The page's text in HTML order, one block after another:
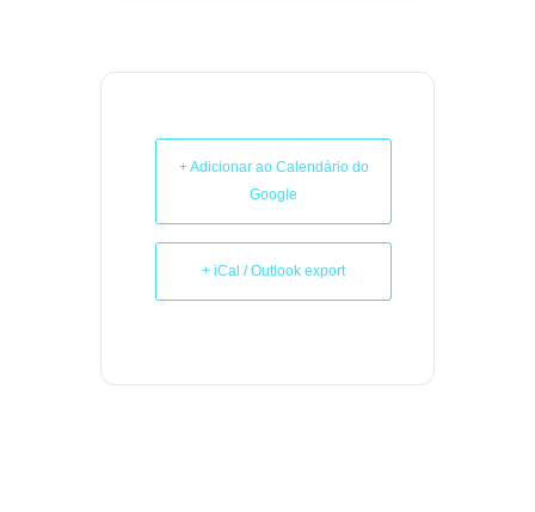
+ Adicionar ao Calendário do
Google
+ iCal / Outlook export